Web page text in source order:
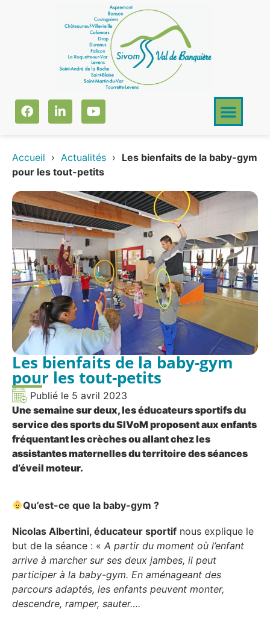
Accueil › Actualités › Les bienfaits de la baby-gym
pour les tout-petits
Les bienfaits de la baby-gym
pour les tout-petits
Publié le 5 avril 2023
Une semaine sur deux, les éducateurs sportifs du
service des sports du SIVoM proposent aux enfants
fréquentant les crèches ou allant chez les
assistantes maternelles du territoire des séances
d’éveil moteur.
Qu’est-ce que la baby-gym ?
Nicolas Albertini, éducateur sportif nous explique le
but de la séance : « A partir du moment où l’enfant
arrive à marcher sur ses deux jambes, il peut
participer à la baby-gym. En aménageant des
parcours adaptés, les enfants peuvent monter,
descendre, ramper, sauter….